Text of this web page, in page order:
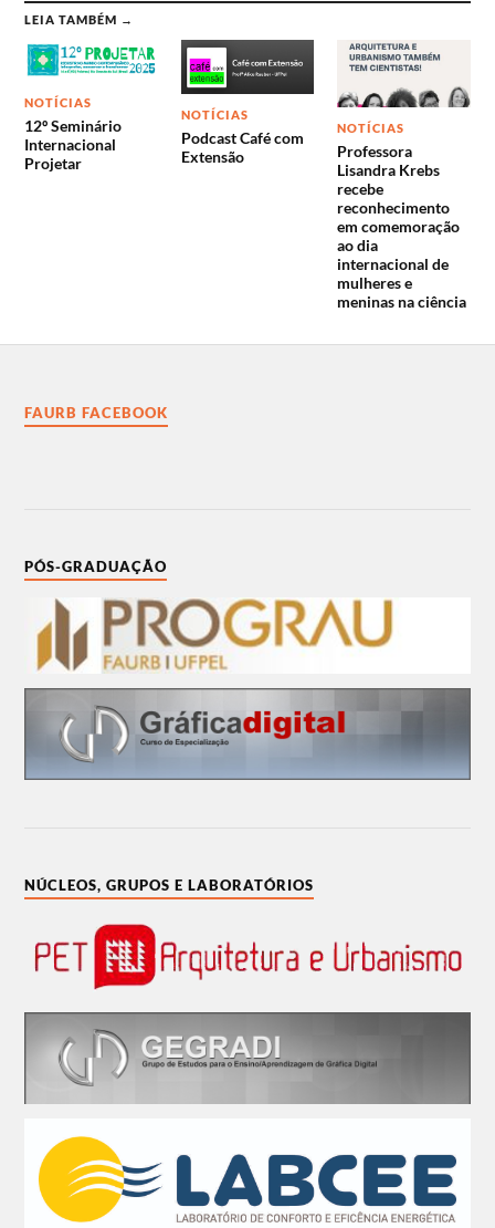
LEIA TAMBÉM →
NOTÍCIAS
12º Seminário
Internacional
Projetar
NOTÍCIAS
Podcast Café com
Extensão
NOTÍCIAS
Professora
Lisandra Krebs
recebe
reconhecimento
em comemoração
ao dia
internacional de
mulheres e
meninas na ciência
FAURB FACEBOOK
PÓS-GRADUAÇÃO
NÚCLEOS, GRUPOS E LABORATÓRIOS